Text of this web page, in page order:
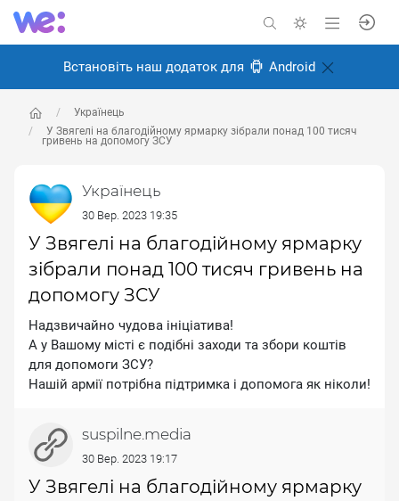
Встановіть наш додаток для Android
Українець
У Звягелі на благодійному ярмарку зібрали понад 100 тисяч
гривень на допомогу ЗСУ
Українець
30 Вер. 2023 19:35
У Звягелі на благодійному ярмарку
зібрали понад 100 тисяч гривень на
допомогу ЗСУ
Надзвичайно чудова ініціатива!
А у Вашому місті є подібні заходи та збори коштів
для допомоги ЗСУ?
Нашій армії потрібна підтримка і допомога як ніколи!
suspilne.media
30 Вер. 2023 19:17
У Звягелі на благодійному ярмарку